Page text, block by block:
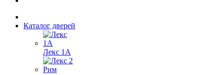
Каталог дверей
Лекс 1А